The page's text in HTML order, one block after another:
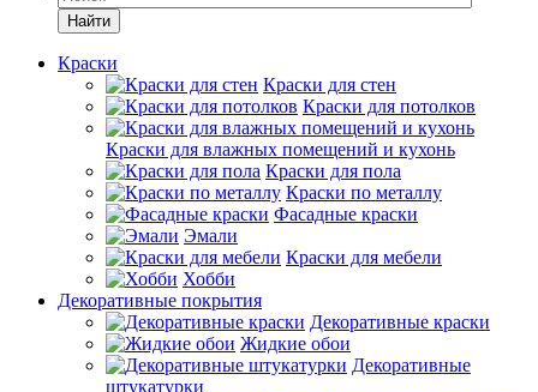
Найти
Краски
Краски для стен
Краски для потолков
Краски для влажных помещений и кухонь
Краски для пола
Краски по металлу
Фасадные краски
Эмали
Краски для мебели
Хобби
Декоративные покрытия
Декоративные краски
Жидкие обои
Декоративные
штукатурки